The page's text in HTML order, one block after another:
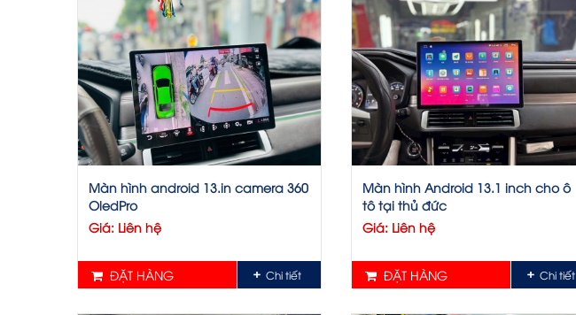
Màn hình android 13.in camera 360
OledPro
Giá: Liên hệ
ĐẶT HÀNG Chi tiết
Màn hình Android 13.1 inch cho ô
tô tại thủ đức
Giá: Liên hệ
ĐẶT HÀNG Chi tiết